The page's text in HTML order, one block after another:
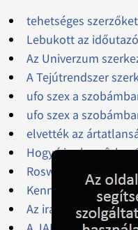
tehetséges
Lebukott az
Az Univerzum
A Tejútrendszer
ufo szex a
ufo szex a
elvették az
Hogy írjunk az
Roswell, 1947
Kenneth Arnold és a
Az iráni és a belga